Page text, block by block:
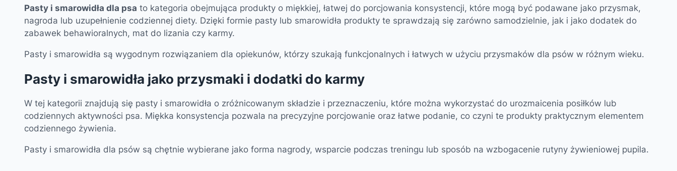
Pasty i smarowidła dla psa to kategoria obejmująca produkty o miękkiej, łatwej do porcjowania konsystencji, które mogą być podawane jako przysmak,
nagroda lub uzupełnienie codziennej diety. Dzięki formie pasty lub smarowidła produkty te sprawdzają się zarówno samodzielnie, jak i jako dodatek do
zabawek behawioralnych, mat do lizania czy karmy.
Pasty i smarowidła są wygodnym rozwiązaniem dla opiekunów, którzy szukają funkcjonalnych i łatwych w użyciu przysmaków dla psów w różnym wieku.
Pasty i smarowidła jako przysmaki i dodatki do karmy
W tej kategorii znajdują się pasty i smarowidła o zróżnicowanym składzie i przeznaczeniu, które można wykorzystać do urozmaicenia posiłków lub
codziennych aktywności psa. Miękka konsystencja pozwala na precyzyjne porcjowanie oraz łatwe podanie, co czyni te produkty praktycznym elementem
codziennego żywienia.
Pasty i smarowidła dla psów są chętnie wybierane jako forma nagrody, wsparcie podczas treningu lub sposób na wzbogacenie rutyny żywieniowej pupila.